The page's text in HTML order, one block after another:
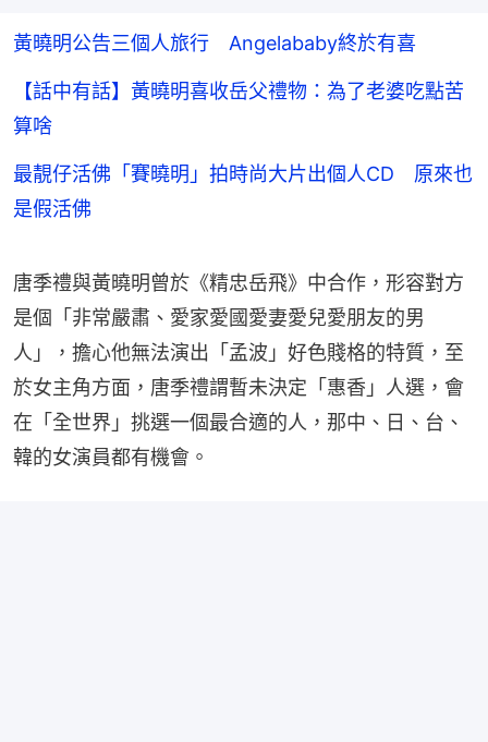
黃曉明公告三個人旅行 Angelababy終於有喜
【話中有話】黃曉明喜收岳父禮物：為了老婆吃點苦
算啥
最靚仔活佛「賽曉明」拍時尚大片出個人CD 原來也
是假活佛
唐季禮與黃曉明曾於《精忠岳飛》中合作，形容對方
是個「非常嚴肅、愛家愛國愛妻愛兒愛朋友的男
人」，擔心他無法演出「孟波」好色賤格的特質，至
於女主角方面，唐季禮謂暫未決定「惠香」人選，會
在「全世界」挑選一個最合適的人，那中、日、台、
韓的女演員都有機會。